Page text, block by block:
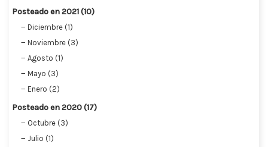
Posteado en 2021 (10)
Diciembre (1)
Noviembre (3)
Agosto (1)
Mayo (3)
Enero (2)
Posteado en 2020 (17)
Octubre (3)
Julio (1)